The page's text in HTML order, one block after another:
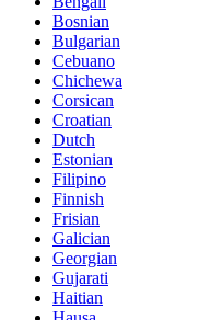
Bosnian
Bulgarian
Cebuano
Chichewa
Corsican
Croatian
Dutch
Estonian
Filipino
Finnish
Frisian
Galician
Georgian
Gujarati
Haitian